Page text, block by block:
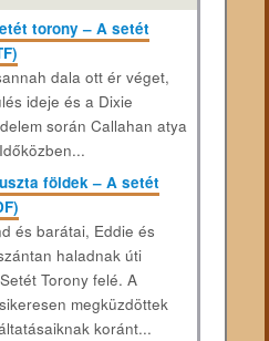
torony – A setét
dala ott ér véget,
ideje és a Dixie
során Callahan atya
földek – A setét
és barátai, Eddie és
haladnak úti
Torony felé. A
megküzdöttek
koránt...